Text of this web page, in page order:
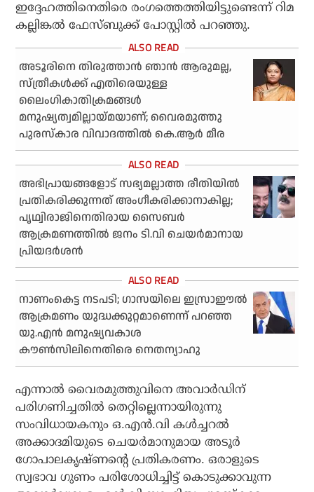
ഇദ്ദേഹത്തിനെതിരെ രംഗത്തെത്തിയിട്ടുണ്ടെന്ന് റിമ
കല്ലിങ്കല്‍ ഫേസ്ബുക്ക് പോസ്റ്റില്‍ പറഞ്ഞു.
അടൂരിനെ തിരുത്താന്‍ ഞാന്‍ ആരുമല്ല,
സ്ത്രീകള്‍ക്ക് എതിരെയുള്ള
ലൈംഗികാതിക്രമങ്ങള്‍
മനുഷ്യത്വമില്ലായ്മയാണ്; വൈരമുത്തു
പുരസ്‌കാര വിവാദത്തില്‍ കെ.ആര്‍ മീര
അഭിപ്രായങ്ങളോട് സഭ്യമല്ലാത്ത രീതിയില്‍
പ്രതികരിക്കുന്നത് അംഗീകരിക്കാനാകില്ല;
പൃഥ്വിരാജിനെതിരായ സൈബര്‍
ആക്രമണത്തില്‍ ജനം ടി.വി ചെയര്‍മാനായ
പ്രിയദര്‍ശന്‍
നാണംകെട്ട നടപടി; ഗാസയിലെ ഇസ്രാഈല്‍
ആക്രമണം യുദ്ധക്കുറ്റമാണെന്ന് പറഞ്ഞ
യു.എന്‍ മനുഷ്യവകാശ
കൗണ്‍സിലിനെതിരെ നെതന്യാഹു
എന്നാല്‍ വൈരമുത്തുവിനെ അവാര്‍ഡിന്
പരിഗണിച്ചതില്‍ തെറ്റില്ലെന്നായിരുന്നു
സംവിധായകനും ഒ.എന്‍.വി കള്‍ച്ചറല്‍
അക്കാദമിയുടെ ചെയര്‍മാനുമായ അടൂര്‍
ഗോപാലകൃഷ്ണന്റെ പ്രതികരണം. ഒരാളുടെ
സ്വഭാവ ഗുണം പരിശോധിച്ചിട്ട് കൊടുക്കാവുന്ന